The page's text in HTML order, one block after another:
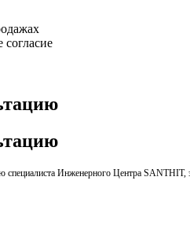
специалиста Инженерного Центра